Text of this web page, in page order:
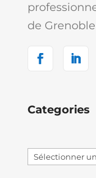
de
Categories
Sélectionner